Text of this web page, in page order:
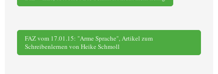
FAZ vom 17.01.15: "Arme Sprache", Artikel zum
Schreibenlernen von Heike Schmoll